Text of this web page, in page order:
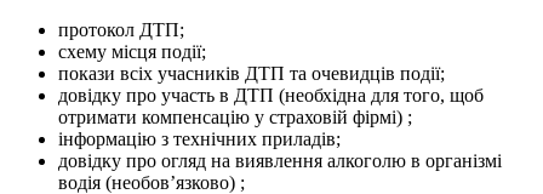
протокол ДТП;
схему місця події;
покази всіх учасників ДТП та очевидців події;
довідку про участь в ДТП (необхідна для того, щоб
отримати компенсацію у страховій фірмі) ;
інформацію з технічних приладів;
довідку про огляд на виявлення алкоголю в організмі
водія (необов’язково) ;